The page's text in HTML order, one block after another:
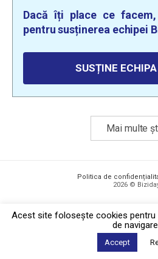
Dacă îți place ce
pentru susținerea echipei
SUSȚINE
Mai multe
Politica de
2026 ©
Acest site foloseşte cookies pentru
de
Accept